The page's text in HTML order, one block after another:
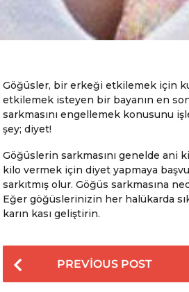
Göğüsler, bir erkeği etkilemek için
etkilemek isteyen bir bayanın en
sarkmasını engellemek konusunu
şey; diyet!
Göğüslerin sarkmasını genelde ani
kilo vermek için diyet yapmaya
sarkıtmış olur. Göğüs sarkmasına
Eğer göğüslerinizin her halükarda
karın kası geliştirin.
o
PREVIOUS POST